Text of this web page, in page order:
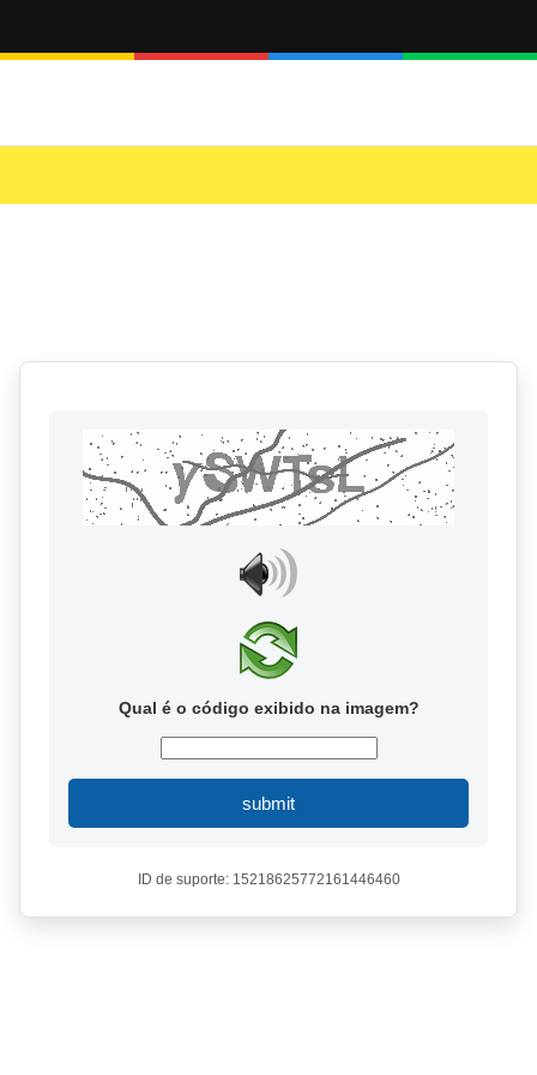
Qual é o código exibido na imagem?
submit
ID de suporte: 15218625772161446460